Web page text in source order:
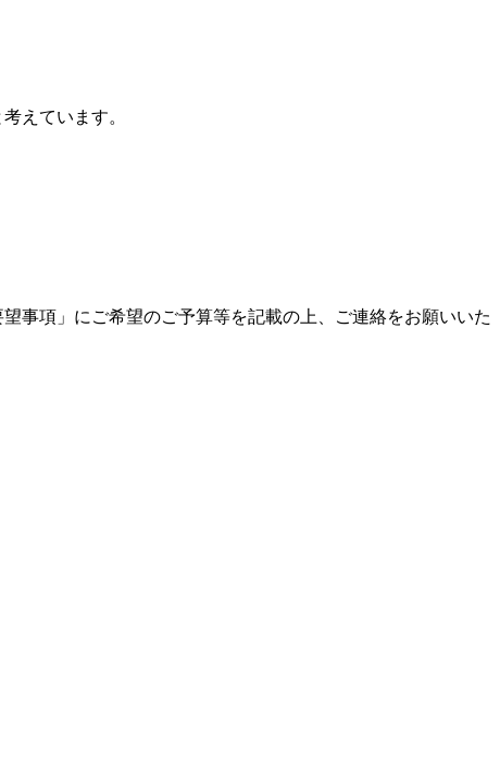
えています。
事項」にご希望のご予算等を記載の上、ご連絡をお願いいた